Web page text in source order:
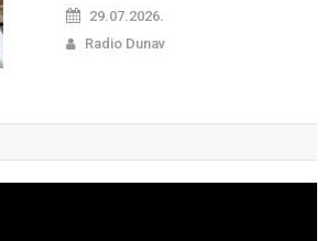
29.07.2026.
Radio Dunav